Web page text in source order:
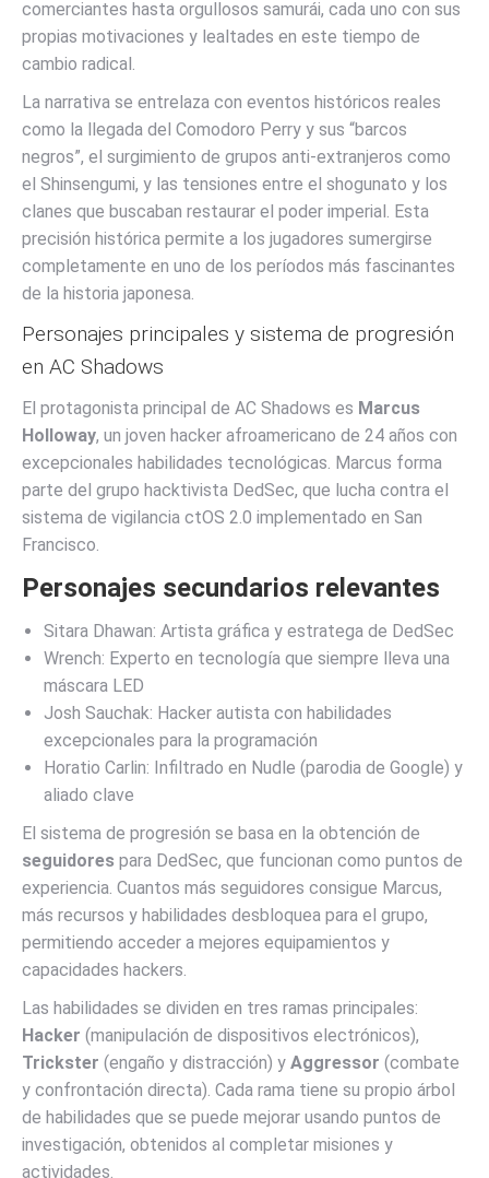
comerciantes hasta orgullosos samurái, cada uno con sus
propias motivaciones y lealtades en este tiempo de
cambio radical.
La narrativa se entrelaza con eventos históricos reales
como la llegada del Comodoro Perry y sus “barcos
negros”, el surgimiento de grupos anti-extranjeros como
el Shinsengumi, y las tensiones entre el shogunato y los
clanes que buscaban restaurar el poder imperial. Esta
precisión histórica permite a los jugadores sumergirse
completamente en uno de los períodos más fascinantes
de la historia japonesa.
Personajes principales y sistema de progresión
en AC Shadows
El protagonista principal de AC Shadows es Marcus
Holloway, un joven hacker afroamericano de 24 años con
excepcionales habilidades tecnológicas. Marcus forma
parte del grupo hacktivista DedSec, que lucha contra el
sistema de vigilancia ctOS 2.0 implementado en San
Francisco.
Personajes secundarios relevantes
Sitara Dhawan: Artista gráfica y estratega de DedSec
Wrench: Experto en tecnología que siempre lleva una
máscara LED
Josh Sauchak: Hacker autista con habilidades
excepcionales para la programación
Horatio Carlin: Infiltrado en Nudle (parodia de Google) y
aliado clave
El sistema de progresión se basa en la obtención de
seguidores para DedSec, que funcionan como puntos de
experiencia. Cuantos más seguidores consigue Marcus,
más recursos y habilidades desbloquea para el grupo,
permitiendo acceder a mejores equipamientos y
capacidades hackers.
Las habilidades se dividen en tres ramas principales:
Hacker (manipulación de dispositivos electrónicos),
Trickster (engaño y distracción) y Aggressor (combate
y confrontación directa). Cada rama tiene su propio árbol
de habilidades que se puede mejorar usando puntos de
investigación, obtenidos al completar misiones y
actividades.